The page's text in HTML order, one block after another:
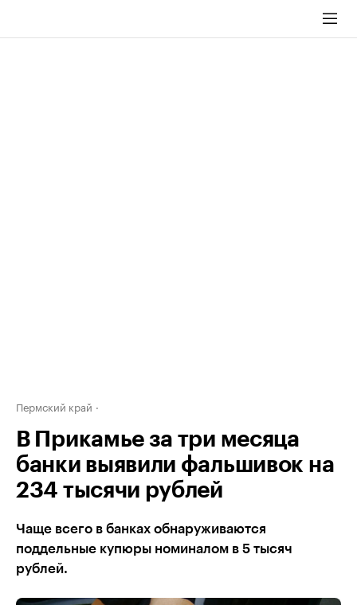
Пермский край
В Прикамье за три месяца
банки выявили фальшивок на
234 тысячи рублей
Чаще всего в банках обнаруживаются
поддельные купюры номиналом в 5 тысяч
рублей.